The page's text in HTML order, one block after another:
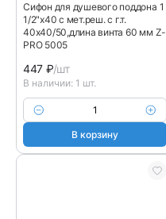
Сифон для душевого поддона 1
1/2"х40 с мет.реш. с г.т.
40х40/50,длина винта 60 мм Z-
PRO 5005
447 ₽/шт
В наличии: 1 шт.
В корзину